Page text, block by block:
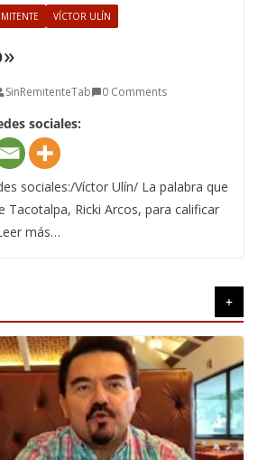
VÍCTOR ULÍN
SinRemitenteTab 0 Comments
sociales:
sociales:/Víctor Ulín/ La palabra que
Tacotalpa, Ricki Arcos, para calificar
más…
+